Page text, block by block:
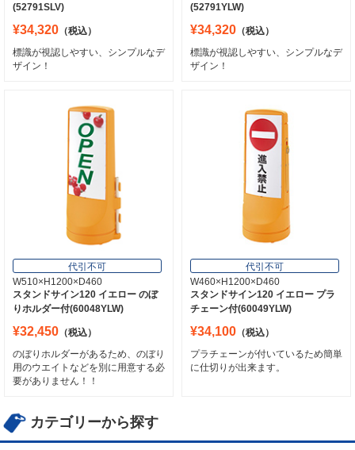
(52791SLV)
¥34,320 （税込）
標識が視認しやすい、シンプルなデ
ザイン！
(52791YLW)
¥34,320 （税込）
標識が視認しやすい、シンプルなデ
ザイン！
代引不可
W510×H1200×D460
スタンドサイン120 イエロー のぼ
りホルダー付(60048YLW)
¥32,450 （税込）
のぼりホルダーがあるため、のぼり
用のウエイトなどを別に用意する必
要がありません！！
代引不可
W460×H1200×D460
スタンドサイン120 イエロー プラ
チェーン付(60049YLW)
¥34,100 （税込）
プラチェーンが付いているため簡単
に仕切りが出来ます。
カテゴリーから探す